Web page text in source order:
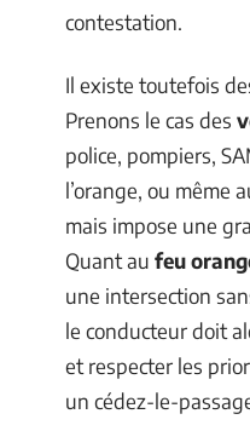
contestation.
Il existe toutefois
Prenons le cas des
police, pompiers,
l’orange, ou même
mais impose une
Quant au feu
une intersection
le conducteur doit
et respecter les
un cédez-le-